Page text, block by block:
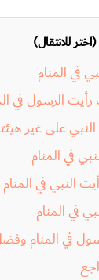
للانتقال)
في المنام
الرسول في
على غير
في المنام
النبي في المنام
في المنام
في المنام